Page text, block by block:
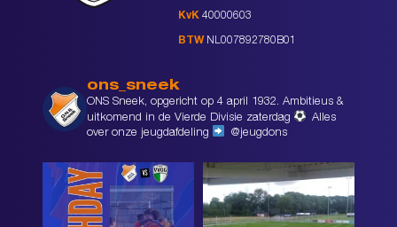
KvK 40000603
BTW NL007892780B01
ons_sneek
ONS Sneek, opgericht op 4 april 1932. Ambitieus &
uitkomend in de Vierde Divisie zaterdag
Alles
over onze jeugdafdeling
@jeugdons